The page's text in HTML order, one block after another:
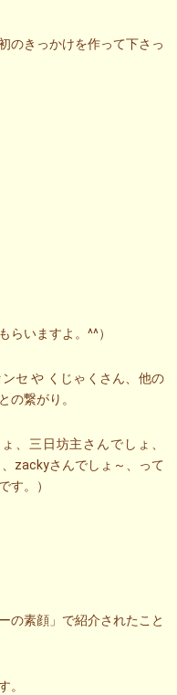
のきっかけを作って下さっ
らいますよ。^^）
セ や くじゃくさん、他の
の繋がり。
、三日坊主さんでしょ、
zackyさんでしょ～、って
す。）
の素顔」で紹介されたこと
。